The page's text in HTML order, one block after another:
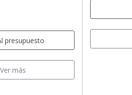
presupuesto
Ver más